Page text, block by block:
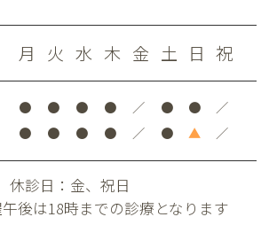
月 火 水 木 金 土 日 祝
● ● ● ● ／ ● ● ／
● ● ● ● ／ ● ▲ ／
休診日：金、祝日
午後は18時までの診療となります